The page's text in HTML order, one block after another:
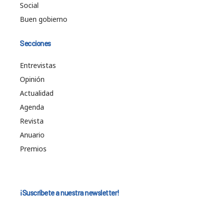
Social
Buen gobierno
Secciones
Entrevistas
Opinión
Actualidad
Agenda
Revista
Anuario
Premios
¡Suscríbete a nuestra newsletter!